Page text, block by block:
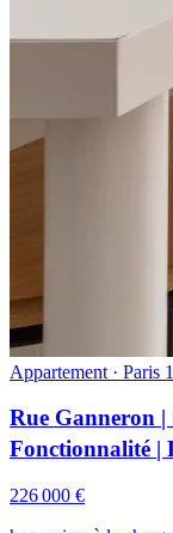
Appartement · Paris
Rue Ganneron
Fonctionnalité |
226 000 €